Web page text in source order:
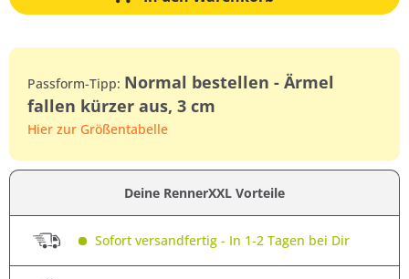
Passform-Tipp: Normal bestellen - Ärmel
fallen kürzer aus, 3 cm
Hier zur Größentabelle
Deine RennerXXL Vorteile
Sofort versandfertig - In 1-2 Tagen bei Dir